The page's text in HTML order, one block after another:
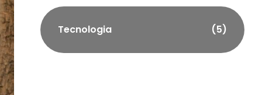
Tecnologia (5)